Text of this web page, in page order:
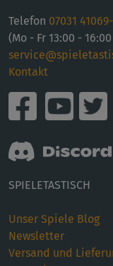
Telefon 07031
(Mo - Fr 13:00 -
Kontakt
SPIELETASTISCH
Unser Spiele Blog
Newsletter
Versand und